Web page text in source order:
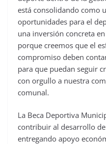
está consolidando como
oportunidades para el
una inversión concreta
porque creemos que el
compromiso deben
para que puedan seguir
con orgullo a nuestra
comunal.
La Beca Deportiva
contribuir al desarrollo
entregando apoyo